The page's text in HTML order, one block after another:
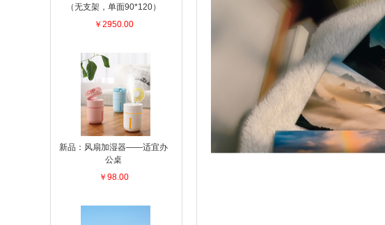
（无支架，单面90*120）
￥2950.00
新品：风扇加湿器——适宜办
公桌
￥98.00